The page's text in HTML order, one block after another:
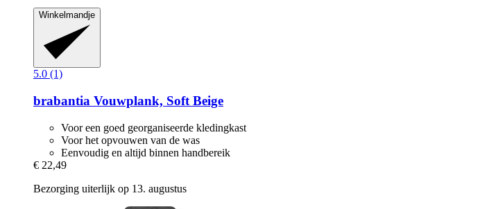
Winkelmandje
5.0 (1)
brabantia Vouwplank, Soft Beige
Voor een goed georganiseerde kledingkast
Voor het opvouwen van de was
Eenvoudig en altijd binnen handbereik
€ 22,49
Bezorging uiterlijk op 13. augustus